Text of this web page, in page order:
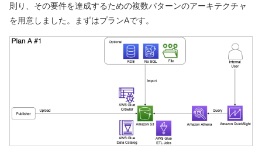
則り、その要件を達成するための複数パターンのアーキテクチャ
を用意しました。まずはプランAです。